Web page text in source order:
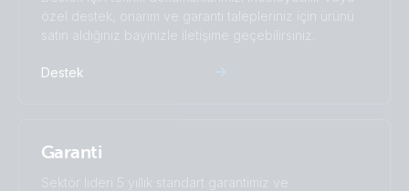
özel destek, onarım ve garanti talepleriniz için ürünü
satın aldığınız bayinizle iletişime geçebilirsiniz.
Destek
Garanti
Sektör lideri 5 yıllık standart garantimiz ve